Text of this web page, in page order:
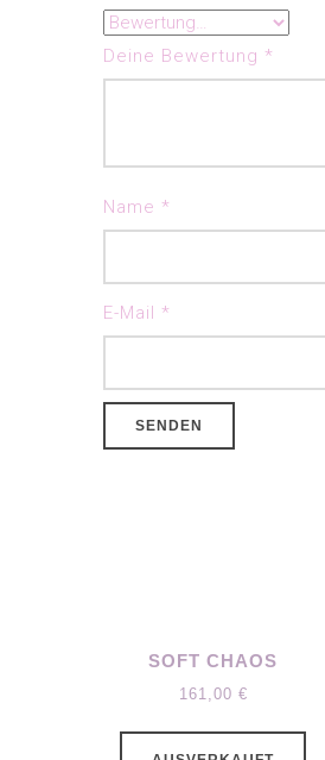
Deine Bewertung *
Name *
E-Mail *
SOFT CHAOS
161,00 €